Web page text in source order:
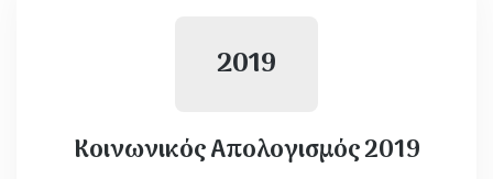
2019
Κοινωνικός Απολογισμός 2019